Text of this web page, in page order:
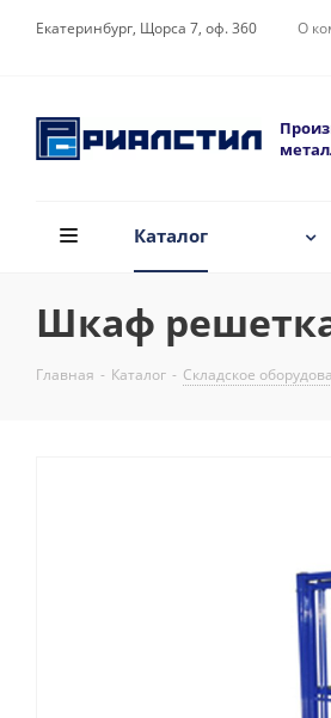
Екатеринбург, Щорса 7, оф. 360 О
Каталог
Шкаф
Главная - Каталог - Складское